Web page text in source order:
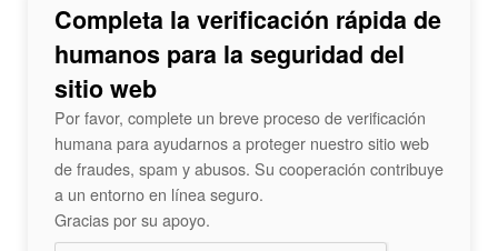
Completa la verificación rápida de
humanos para la seguridad del
sitio web
Por favor, complete un breve proceso de verificación
humana para ayudarnos a proteger nuestro sitio web
de fraudes, spam y abusos. Su cooperación contribuye
a un entorno en línea seguro.
Gracias por su apoyo.